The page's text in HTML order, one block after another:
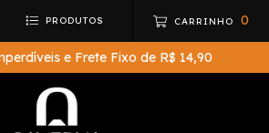
PRODUTOS CARRINHO 0
e Frete Fixo de R$ 14,90